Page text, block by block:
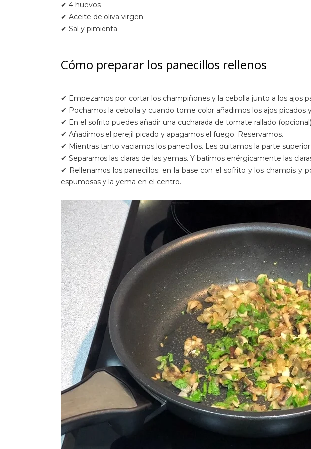
✔ 4 huevos
✔ Aceite de oliva virgen
✔ Sal y pimienta
Cómo preparar los panecillos rellenos
✔ Empezamos por cortar los champiñones y la cebolla junto a los ajos
✔ Pochamos la cebolla y cuando tome color añadimos los ajos picados
✔ En el sofrito puedes añadir una cucharada de tomate rallado (opcional)
✔ Añadimos el perejil picado y apagamos el fuego. Reservamos.
✔ Mientras tanto vaciamos los panecillos. Les quitamos la parte
✔ Separamos las claras de las yemas. Y batimos enérgicamente las
✔ Rellenamos los panecillos: en la base con el sofrito y los champis y
espumosas y la yema en el centro.